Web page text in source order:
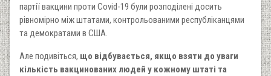
партії вакцини проти Covid-19 були розподілені досить
рівномірно між штатами, контрольованими республіканцями
та демократами в США.
Але подивіться, що відбувається, якщо взяти до уваги
кількість вакцинованих людей у кожному штаті та